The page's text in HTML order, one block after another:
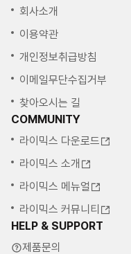
회사소개
이용약관
개인정보취급방침
이메일무단수집거부
찾아오시는 길
COMMUNITY
라이믹스 다운로드
라이믹스 소개
라이믹스 메뉴얼
라이믹스 커뮤니티
HELP & SUPPORT
제품문의